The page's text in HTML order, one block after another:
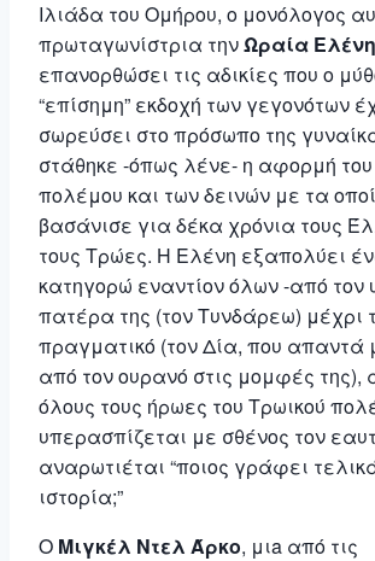
Ιλιάδα του Ομήρου, ο μονόλογος
πρωταγωνίστρια τηνΩραία Ελένη
επανορθώσει τις αδικίες που ο
“επίσημη” εκδοχή των γεγονότων
σωρεύσει στο πρόσωπο της
στάθηκε -όπως λένε- η αφορμή του
πολέμου και των δεινών με τα
βασάνισε για δέκα χρόνια τους
τους Τρώες. Η Ελένη εξαπολύει
κατηγορώ εναντίον όλων -από τον
πατέρα της (τον Τυνδάρεω) μέχρι
πραγματικό (τον Δία, που απαντά
από τον ουρανό στις μομφές της),
όλους τους ήρωες του Τρωικού
υπερασπίζεται με σθένος τον
αναρωτιέται “ποιος γράφει
ιστορία;”
Ο Μιγκέλ Ντελ Άρκο, μιa από τις